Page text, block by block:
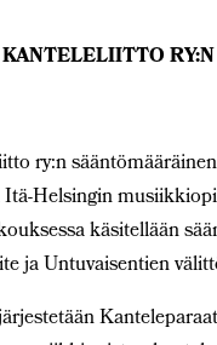
ry:n
Helsingin
käsitellään
ja Untuvaisentien